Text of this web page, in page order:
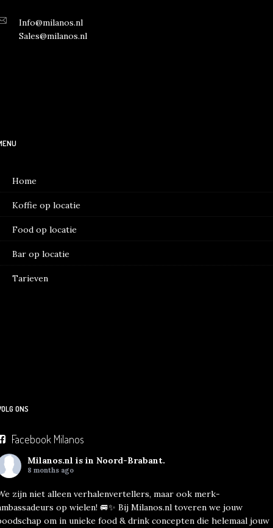
Info@milanos.nl
Sales@milanos.nl
Home
Koffie op locatie
Food op locatie
Bar op locatie
Tarieven
ONS
Facebook Milanos
Milanos.nl is in Noord-Brabant.
8 months ago
zijn niet alleen verhalenvertellers, maar ook merk-
op wielen! 🚐✨ Bij Milanos.nl toveren we jouw
om in unieke food & drink concepten die helemaal jouw